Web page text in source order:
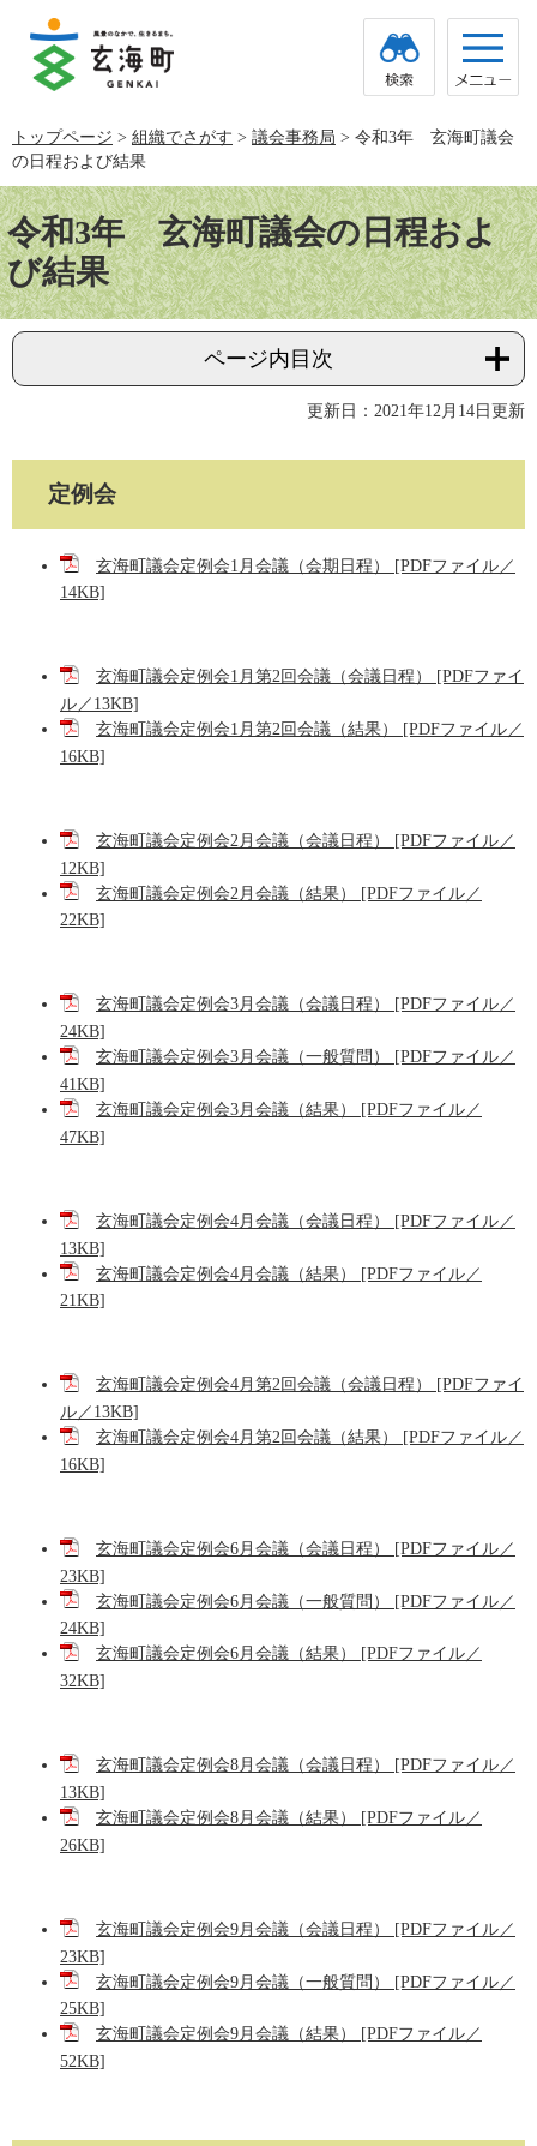
で
す。
ば
し
て
本
文
へ
トップページ > 組織でさがす > 議会事務局 > 令和3年 玄海町議会
の日程および結果
本
文令和3年 玄海町議会の日程およ
び結果
ページ内目次
更新日：2021年12月14日更新
定例会
玄海町議会定例会1月会議（会期日程） [PDFファイル／
14KB]
玄海町議会定例会1月第2回会議（会議日程） [PDFファイ
ル／13KB]
玄海町議会定例会1月第2回会議（結果） [PDFファイル／
16KB]
玄海町議会定例会2月会議（会議日程） [PDFファイル／
12KB]
玄海町議会定例会2月会議（結果） [PDFファイル／
22KB]
玄海町議会定例会3月会議（会議日程） [PDFファイル／
24KB]
玄海町議会定例会3月会議（一般質問） [PDFファイル／
41KB]
玄海町議会定例会3月会議（結果） [PDFファイル／
47KB]
玄海町議会定例会4月会議（会議日程） [PDFファイル／
13KB]
玄海町議会定例会4月会議（結果） [PDFファイル／
21KB]
玄海町議会定例会4月第2回会議（会議日程） [PDFファイ
ル／13KB]
玄海町議会定例会4月第2回会議（結果） [PDFファイル／
16KB]
玄海町議会定例会6月会議（会議日程） [PDFファイル／
23KB]
玄海町議会定例会6月会議（一般質問） [PDFファイル／
24KB]
玄海町議会定例会6月会議（結果） [PDFファイル／
32KB]
玄海町議会定例会8月会議（会議日程） [PDFファイル／
13KB]
玄海町議会定例会8月会議（結果） [PDFファイル／
26KB]
玄海町議会定例会9月会議（会議日程） [PDFファイル／
23KB]
玄海町議会定例会9月会議（一般質問） [PDFファイル／
25KB]
玄海町議会定例会9月会議（結果） [PDFファイル／
52KB]